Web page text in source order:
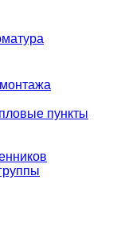
пункты